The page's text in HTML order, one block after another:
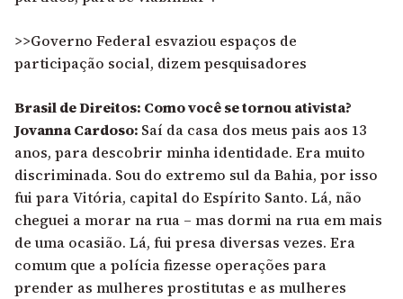
>>Governo Federal esvaziou espaços de
participação social, dizem pesquisadores
Brasil de Direitos: Como você se tornou ativista?
Jovanna Cardoso: Saí da casa dos meus pais aos 13
anos, para descobrir minha identidade. Era muito
discriminada. Sou do extremo sul da Bahia, por isso
fui para Vitória, capital do Espírito Santo. Lá, não
cheguei a morar na rua – mas dormi na rua em mais
de uma ocasião. Lá, fui presa diversas vezes. Era
comum que a polícia fizesse operações para
prender as mulheres prostitutas e as mulheres